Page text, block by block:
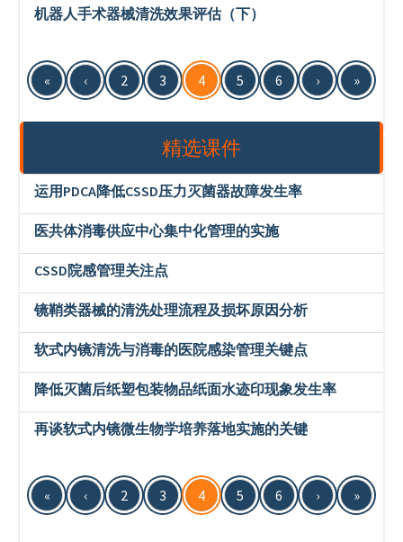
机器人手术器械清洗效果评估（下）
« ‹ 2 3 4 5 6 › »
精选课件
运用PDCA降低CSSD压力灭菌器故障发生率
医共体消毒供应中心集中化管理的实施
CSSD院感管理关注点
镜鞘类器械的清洗处理流程及损坏原因分析
软式内镜清洗与消毒的医院感染管理关键点
降低灭菌后纸塑包装物品纸面水迹印现象发生率
再谈软式内镜微生物学培养落地实施的关键
« ‹ 2 3 4 5 6 › »